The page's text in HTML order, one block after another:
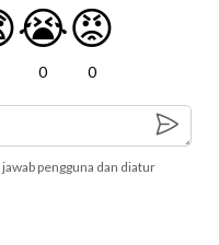
😭
0
😡
0
pengguna dan diatur